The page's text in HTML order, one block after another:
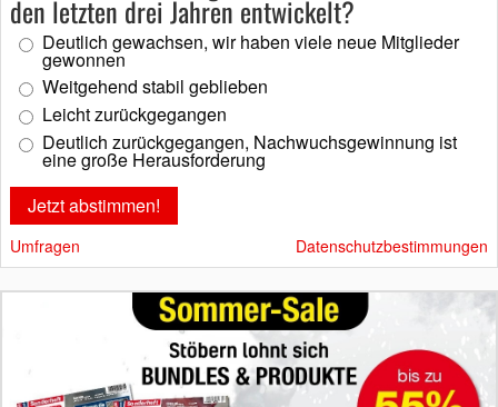
den letzten drei Jahren entwickelt?
Deutlich gewachsen, wir haben viele neue Mitglieder
gewonnen
Weitgehend stabil geblieben
Leicht zurückgegangen
Deutlich zurückgegangen, Nachwuchsgewinnung ist
eine große Herausforderung
Umfragen Datenschutzbestimmungen